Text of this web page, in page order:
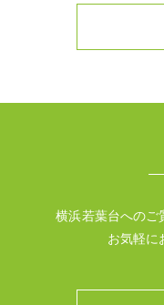
横浜若葉台へのご
お気軽に